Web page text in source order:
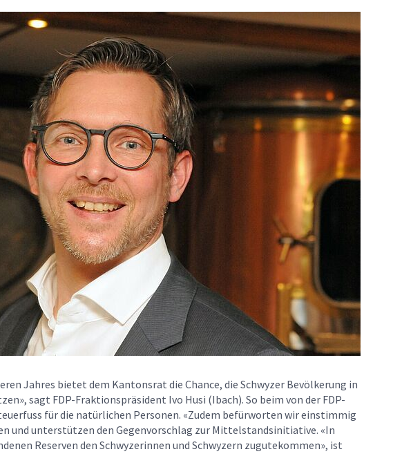
Jahres bietet dem Kantonsrat die Chance, die Schwyzer Bevölkerung in
sagt FDP-Fraktionspräsident Ivo Husi (Ibach). So beim von der FDP-
für die natürlichen Personen. «Zudem befürworten wir einstimmig
und unterstützen den Gegenvorschlag zur Mittelstandsinitiative. «In
Reserven den Schwyzerinnen und Schwyzern zugutekommen», ist